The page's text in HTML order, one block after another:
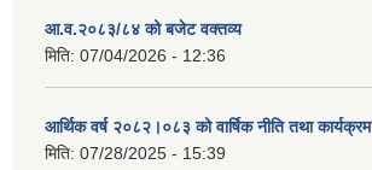
आ.व.२०८३/८४ को बजेट वक्तव्य
मिति: 07/04/2026 - 12:36
आर्थिक वर्ष २०८२।०८३ को वार्षिक नीति तथा कार्यक्रम
मिति: 07/28/2025 - 15:39